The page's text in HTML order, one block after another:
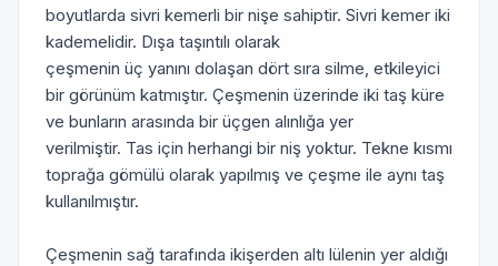
boyutlarda sivri kemerli bir nişe sahiptir. Sivri kemer iki
kademelidir. Dışa taşıntılı olarak
çeşmenin üç yanını dolaşan dört sıra silme, etkileyici
bir görünüm katmıştır. Çeşmenin üzerinde iki taş küre
ve bunların arasında bir üçgen alınlığa yer
verilmiştir. Tas için herhangi bir niş yoktur. Tekne kısmı
toprağa gömülü olarak yapılmış ve çeşme ile aynı taş
kullanılmıştır.
Çeşmenin sağ tarafında ikişerden altı lülenin yer aldığı